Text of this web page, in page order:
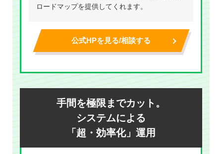
ロードマップを提供してくれます。
公式HPを見る/相談する
手間を極限までカット。
システムによる
「超・効率化」運用